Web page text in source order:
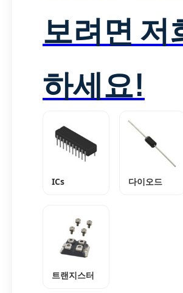
보려면 저
하세요!
ICs 다이오드
트랜지스터